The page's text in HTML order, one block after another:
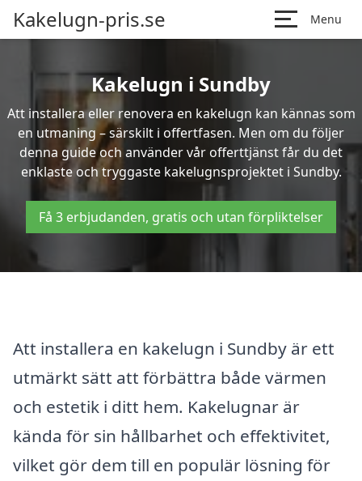
Kakelugn-pris.se Menu
Kakelugn i Sundby
Att installera eller renovera en kakelugn kan kännas som
en utmaning – särskilt i offertfasen. Men om du följer
denna guide och använder vår offerttjänst får du det
enklaste och tryggaste kakelugnsprojektet i Sundby.
Få 3 erbjudanden, gratis och utan förpliktelser
Att installera en kakelugn i Sundby är ett
utmärkt sätt att förbättra både värmen
och estetik i ditt hem. Kakelugnar är
kända för sin hållbarhet och effektivitet,
vilket gör dem till en populär lösning för